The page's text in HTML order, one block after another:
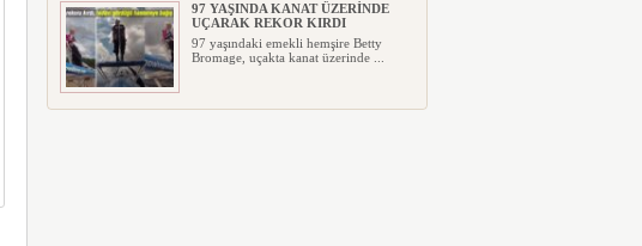
97 YAŞINDA KANAT ÜZERİNDE
UÇARAK REKOR KIRDI
97 yaşındaki emekli hemşire Betty
Bromage, uçakta kanat üzerinde ...
TRUMP’IN HELİKOPTERİ